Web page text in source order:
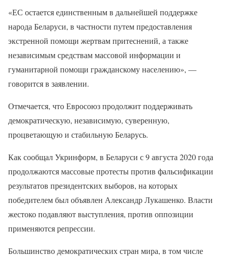
«ЕС остается единственным в дальнейшей поддержке
народа Беларуси, в частности путем предоставления
экстренной помощи жертвам притеснений, а также
независимым средствам массовой информации и
гуманитарной помощи гражданскому населению», —
говорится в заявлении.
Отмечается, что Евросоюз продолжит поддерживать
демократическую, независимую, суверенную,
процветающую и стабильную Беларусь.
Как сообщал Укринформ, в Беларуси с 9 августа 2020 года
продолжаются массовые протесты против фальсификации
результатов президентских выборов, на которых
победителем был объявлен Александр Лукашенко. Власти
жестоко подавляют выступления, против оппозиции
применяются репрессии.
Большинство демократических стран мира, в том числе